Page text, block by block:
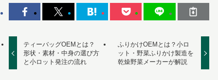
ティーバッグOEMとは？
形状・素材・中身の選び方
と小ロット発注の流れ
ふりかけOEMとは？小ロ
ット・野菜ふりかけ製造を
乾燥野菜メーカーが解説